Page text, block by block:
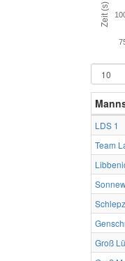
Zeit (s)
LDS 1
Team
Groß